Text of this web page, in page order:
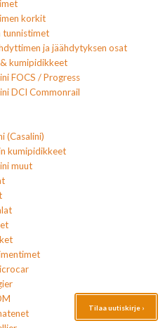
korkit
tunnistimet
ja jäähdytyksen osat
kumipidikkeet
FOCS / Progress
DCI Commonrail
(Casalini)
kumipidikkeet
muut
Tilaa uutiskirje ›